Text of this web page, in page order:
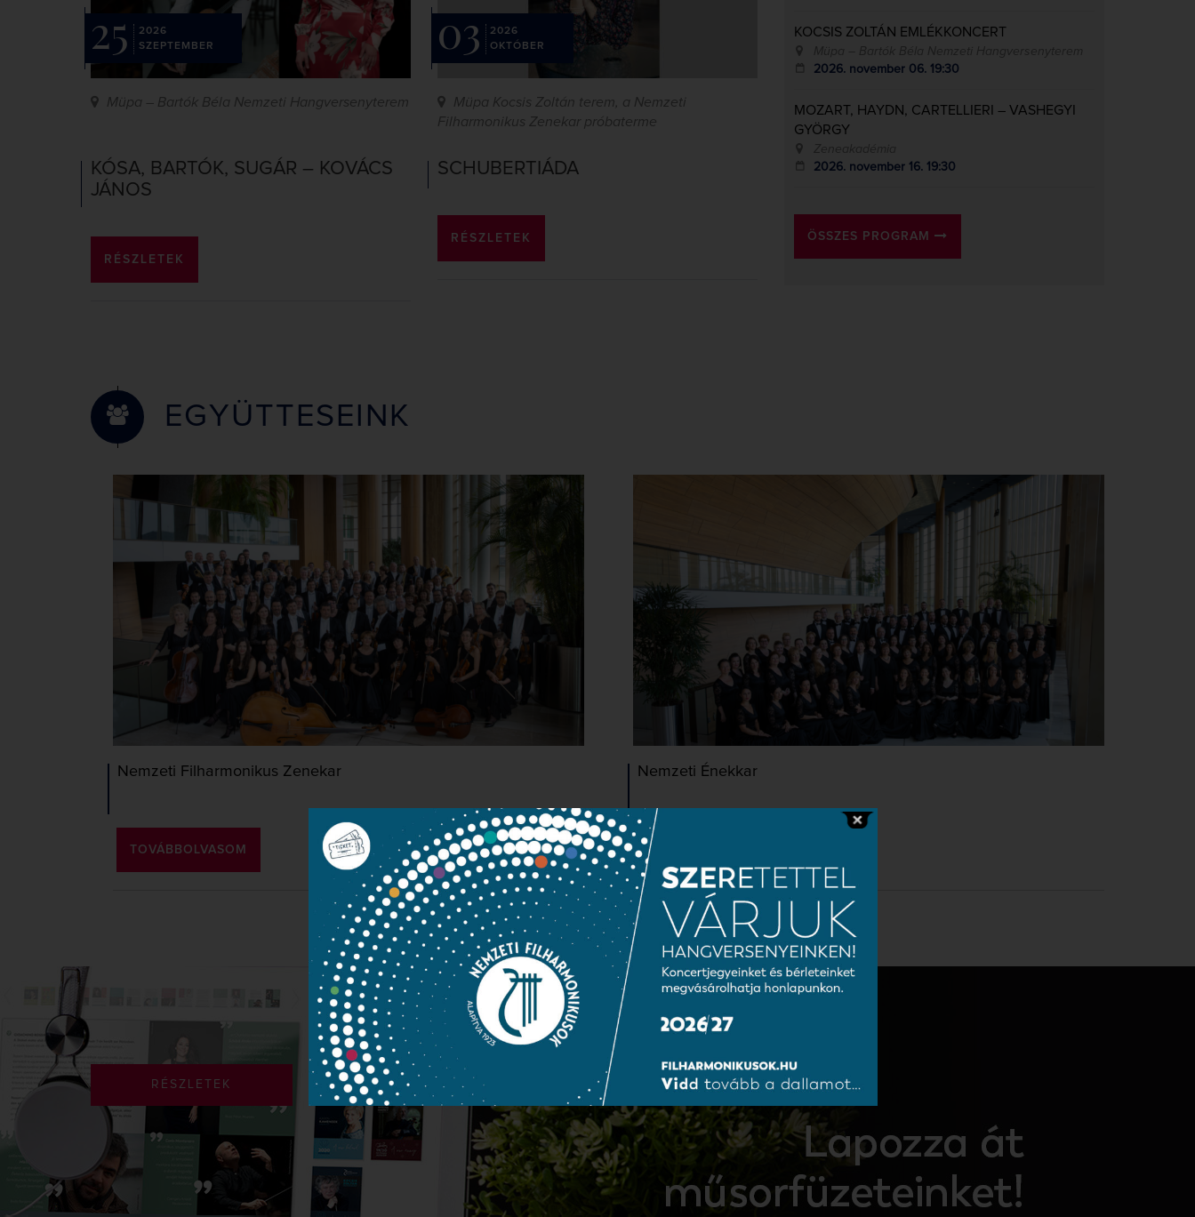
25
2026
SZEPTEMBER
Müpa – Bartók Béla Nemzeti Hangversenyterem
KÓSA, BARTÓK, SUGÁR – KOVÁCS
JÁNOS
RÉSZLETEK
03
2026
OKTÓBER
Müpa Kocsis Zoltán terem, a Nemzeti
Filharmonikus Zenekar próbaterme
SCHUBERTIÁDA
RÉSZLETEK
KOCSIS ZOLTÁN EMLÉKKONCERT
2026. november 06. 19:30
MOZART, HAYDN, CARTELLIERI – VASHEGYI
GYÖRGY
2026. november 16. 19:30
ÖSSZES PROGRAM
EGYÜTTESEINK
Nemzeti Filharmonikus Zenekar
TOVÁBBOLVASOM
Nemzeti Énekkar
TOVÁBBOLVASOM
RÉSZLETEK